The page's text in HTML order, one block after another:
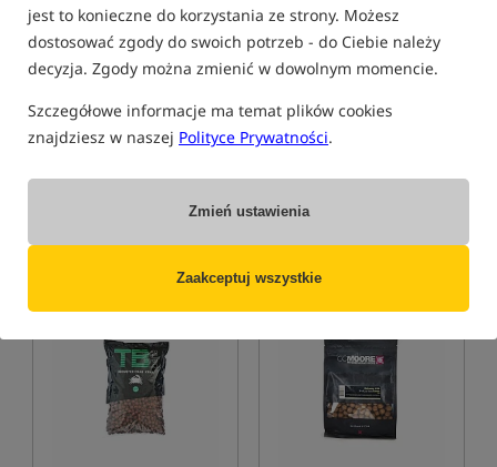
jest to konieczne do korzystania ze strony. Możesz
dostosować zgody do swoich potrzeb - do Ciebie należy
decyzja. Zgody można zmienić w dowolnym momencie.
Szczegółowe informacje ma temat plików cookies
znajdziesz w naszej Polityce Prywatności.
Zmień ustawienia
Zaakceptuj wszystkie
Mainline ISO Fish Shelf Life
Boilies
Kulki zanętowe serii ISO Fish
60,99
Cena kat.:67,99/ -10%
CcMoore ShelfLife Boilies -
Live System - 1 kg
Kulki proteinowe
60,99
Cena kat.:65,19/ -6%
Min. cena z 30 dni przed
obniżką: 53.99
5,0 4,9